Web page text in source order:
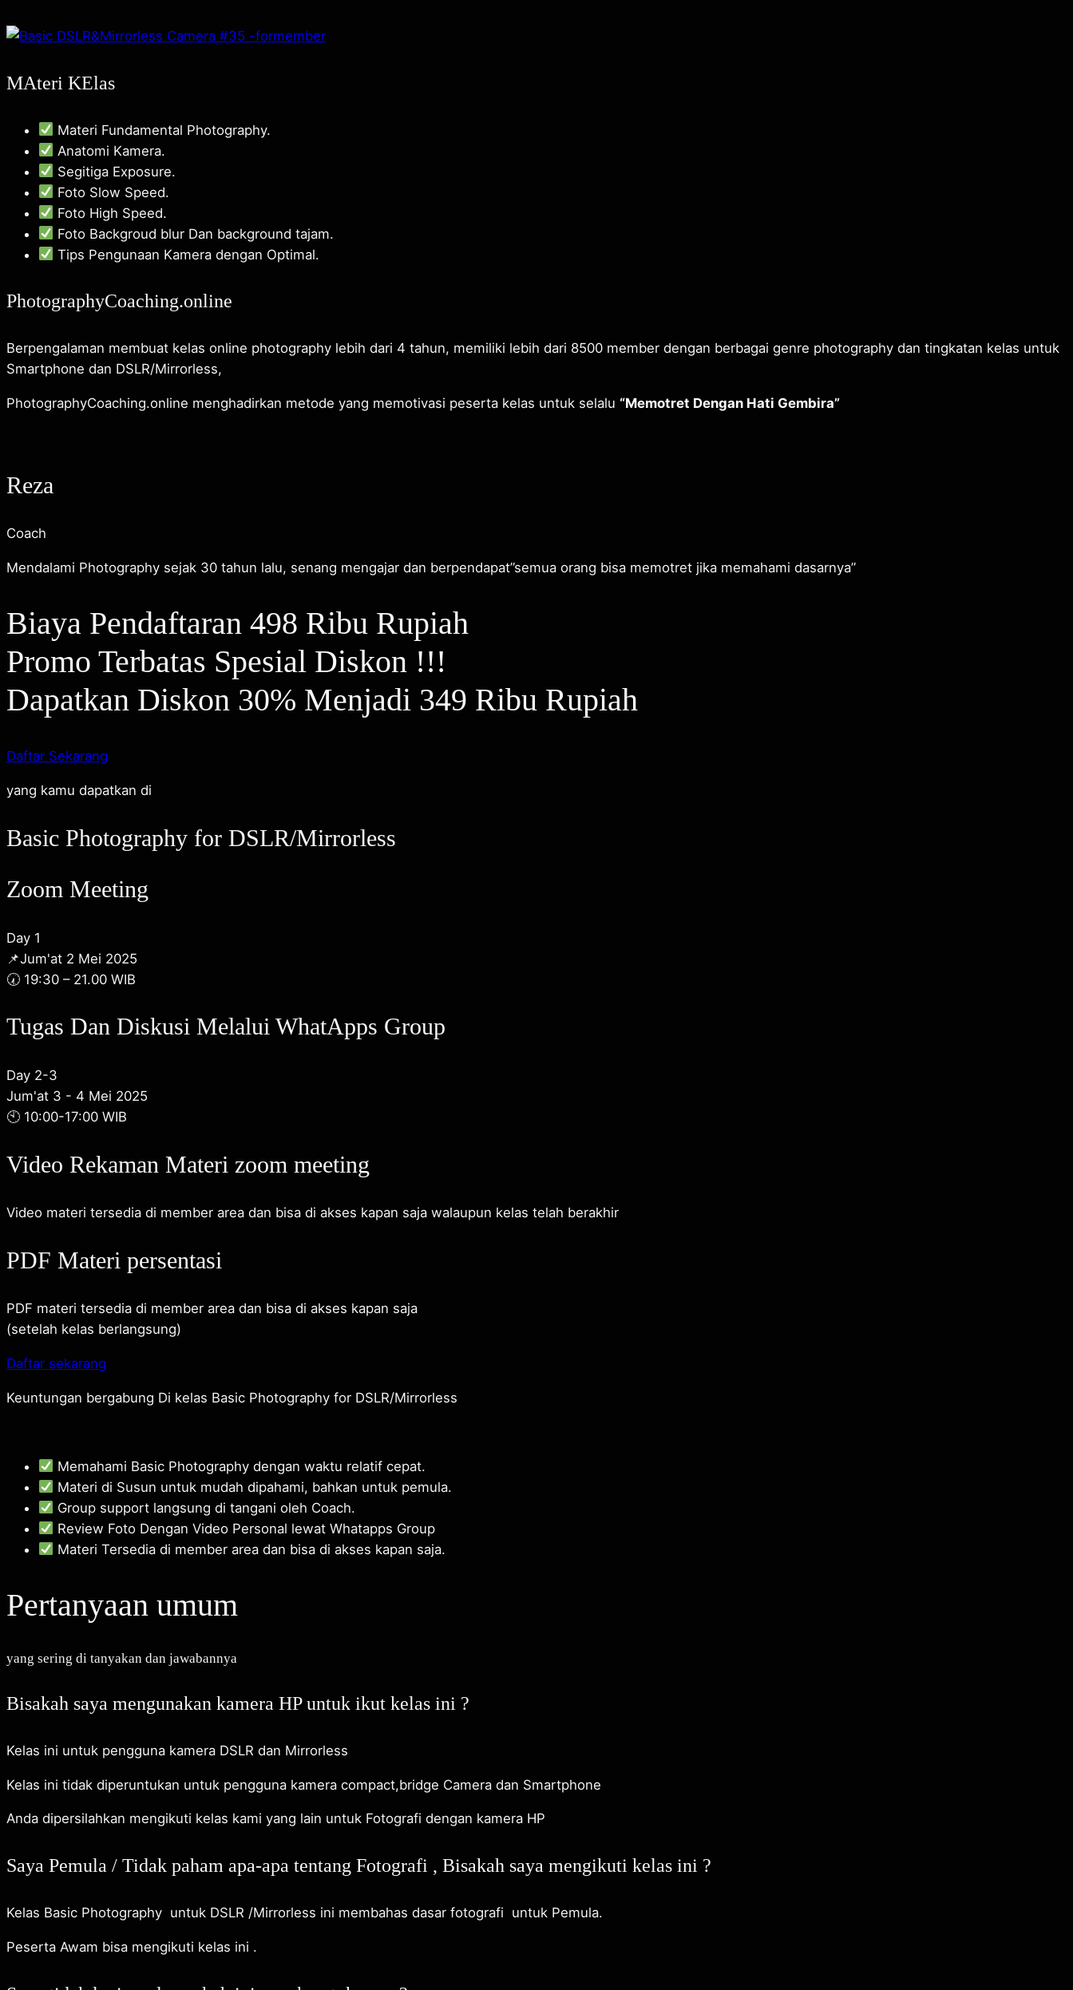
MAteri KElas
Materi Fundamental Photography.
Anatomi Kamera.
Segitiga Exposure.
Foto Slow Speed.
Foto High Speed.
Foto Backgroud blur Dan background tajam.
Tips Pengunaan Kamera dengan Optimal.
PhotographyCoaching.online
Berpengalaman membuat kelas online photography lebih dari 4 tahun, memiliki lebih dari 8500 member dengan berbagai genre photography dan tingkatan kelas untuk
Smartphone dan DSLR/Mirrorless,
PhotographyCoaching.online menghadirkan metode yang memotivasi peserta kelas untuk selalu “Memotret Dengan Hati Gembira”
Reza
Coach
Mendalami Photography sejak 30 tahun lalu, senang mengajar dan berpendapat”semua orang bisa memotret jika memahami dasarnya”
Biaya Pendaftaran 498 Ribu Rupiah
Promo Terbatas Spesial Diskon !!!
Dapatkan Diskon 30% Menjadi 349 Ribu Rupiah
Daftar Sekarang
yang kamu dapatkan di
Basic Photography for DSLR/Mirrorless
Zoom Meeting
Day 1
📌Jum'at 2 Mei 2025
🕢 19:30 – 21.00 WIB
Tugas Dan Diskusi Melalui WhatApps Group
Day 2-3
Jum'at 3 - 4 Mei 2025
🕙 10:00-17:00 WIB
Video Rekaman Materi zoom meeting
Video materi tersedia di member area dan bisa di akses kapan saja walaupun kelas telah berakhir
PDF Materi persentasi
PDF materi tersedia di member area dan bisa di akses kapan saja
(setelah kelas berlangsung)
Daftar sekarang
Keuntungan bergabung Di kelas Basic Photography for DSLR/Mirrorless
Memahami Basic Photography dengan waktu relatif cepat.
Materi di Susun untuk mudah dipahami, bahkan untuk pemula.
Group support langsung di tangani oleh Coach.
Review Foto Dengan Video Personal lewat Whatapps Group
Materi Tersedia di member area dan bisa di akses kapan saja.
Pertanyaan umum
yang sering di tanyakan dan jawabannya
Bisakah saya mengunakan kamera HP untuk ikut kelas ini ?
Kelas ini untuk pengguna kamera DSLR dan Mirrorless
Kelas ini tidak diperuntukan untuk pengguna kamera compact,bridge Camera dan Smartphone
Anda dipersilahkan mengikuti kelas kami yang lain untuk Fotografi dengan kamera HP
Saya Pemula / Tidak paham apa-apa tentang Fotografi , Bisakah saya mengikuti kelas ini ?
Kelas Basic Photography untuk DSLR /Mirrorless ini membahas dasar fotografi untuk Pemula.
Peserta Awam bisa mengikuti kelas ini .